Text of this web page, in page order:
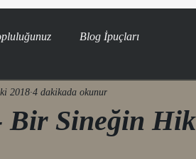
Blog İpuçları
Bir Sineğin
2018 4 dakikada okunur